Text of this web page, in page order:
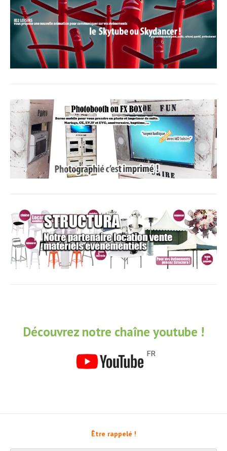
Découvrez notre chaîne youtube !
Être rappelé !